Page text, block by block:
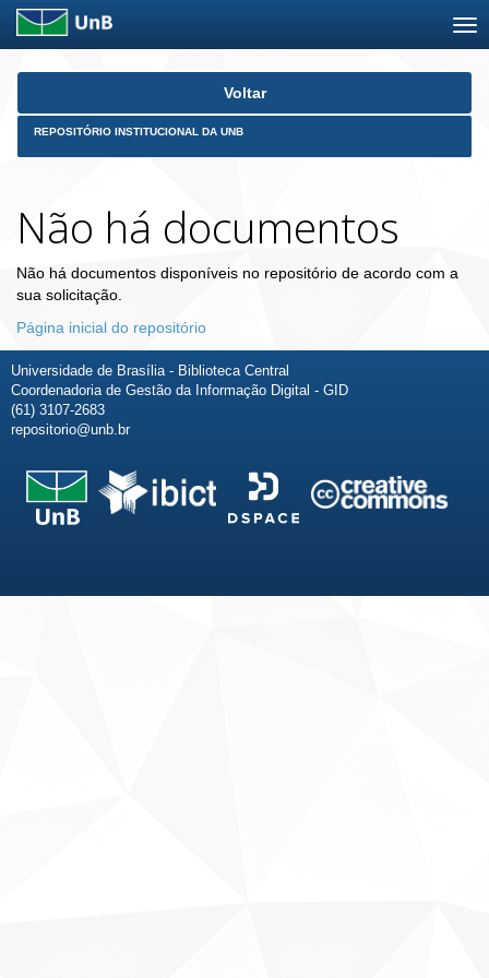
Skip
Voltar
REPOSITÓRIO INSTITUCIONAL DA UNB
Não há documentos
Não há documentos disponíveis no repositório de acordo com a
sua solicitação.
Página inicial do repositório
Universidade de Brasília - Biblioteca Central
Coordenadoria de Gestão da Informação Digital - GID
(61) 3107-2683
repositorio@unb.br